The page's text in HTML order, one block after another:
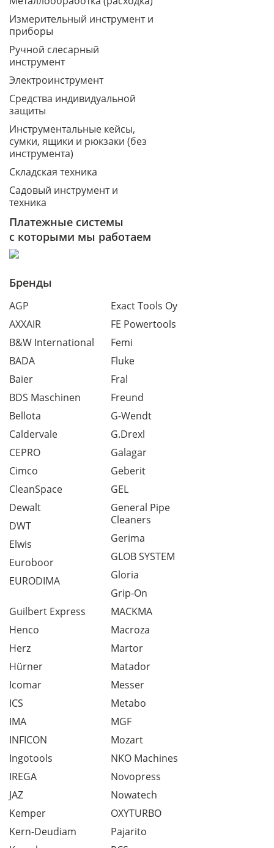
Измерительный инструмент и
приборы
Ручной слесарный
инструмент
Электроинструмент
Средства индивидуальной
защиты
Инструментальные кейсы,
сумки, ящики и рюкзаки (без
инструмента)
Складская техника
Садовый инструмент и
техника
Платежные системы
с которыми мы работаем
Бренды
AGP
AXXAIR
B&W International
BADA
Baier
BDS Maschinen
Bellota
Caldervale
CEPRO
Cimco
CleanSpace
Dewalt
DWT
Elwis
Euroboor
EURODIMA
Exact Tools Oy
FE Powertools
Femi
Fluke
Fral
Freund
G-Wendt
G.Drexl
Galagar
Geberit
GEL
General Pipe
Cleaners
Gerima
GLOB SYSTEM
Gloria
Grip-On
Guilbert Express
Henco
Herz
Hürner
Icomar
ICS
IMA
INFICON
Ingotools
IREGA
JAZ
Kemper
Kern-Deudiam
MACKMA
Macroza
Martor
Matador
Messer
Metabo
MGF
Mozart
NKO Machines
Novopress
Nowatech
OXYTURBO
Pajarito